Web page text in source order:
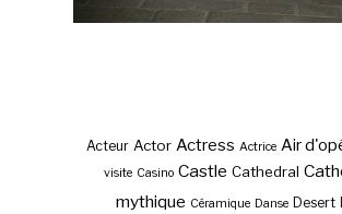
Acteur Actor Actress Actrice Air
visite Casino Castle Cathedral
mythique Céramique Danse Desert